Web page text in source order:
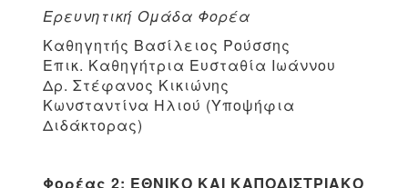
Ερευνητική Ομάδα Φορέα
Καθηγητής Βασίλειος Ρούσσης
Επικ. Καθηγήτρια Ευσταθία Ιωάννου
Δρ. Στέφανος Κικιώνης
Κωνσταντίνα Ηλιού (Υποψήφια
Διδάκτορας)
Φορέας 2: ΕΘΝΙΚΟ ΚΑΙ ΚΑΠΟΔΙΣΤΡΙΑΚΟ